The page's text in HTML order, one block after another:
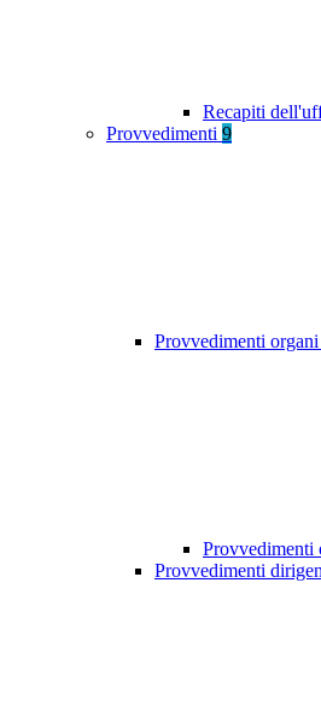
Recapiti
Provvedimenti 9
Provvedimenti
Provvedimenti
Provvedimenti